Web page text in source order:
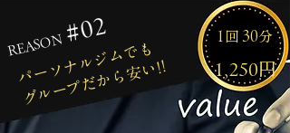
REASON #02
パーソナルジムでも
​グループだから安い!!
1回 30分
​1,250円